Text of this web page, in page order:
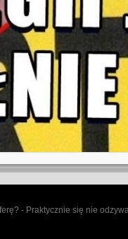
- Praktycznie się nie